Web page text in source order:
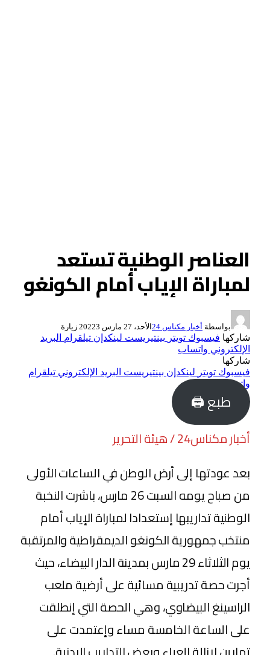
العناصر الوطنية تستعد
لمباراة الإياب أمام الكونغو
بواسطة أخبار مكناس 24 الأحد، 27 مارس 2022 3 زيارة
شاركها فيسبوك تويتر بينتيريست لينكدإن تيلقرام البريد
الإلكتروني واتساب
شاركها
فيسبوك تويتر لينكدإن بينتيريست البريد الإلكتروني تيلقرام
واتساب
طبع 🖨
أخبار مكناس24 / هيئة التحرير
بعد عودتها إلى أرض الوطن في الساعات الأولى
من صباح يومه السبت 26 مارس، باشرت النخبة
الوطنية تداريبها إستعدادا لمباراة الإياب أمام
منتخب جمهورية الكونغو الديمقراطية والمرتقبة
يوم الثلاثاء 29 مارس بمدينة الدار البيضاء، حيث
أجرت حصة تدريبية مسائية على أرضية ملعب
الراسينغ البيضاوي، وهي الحصة التي إنطلقت
على الساعة الخامسة مساء وإعتمدت على